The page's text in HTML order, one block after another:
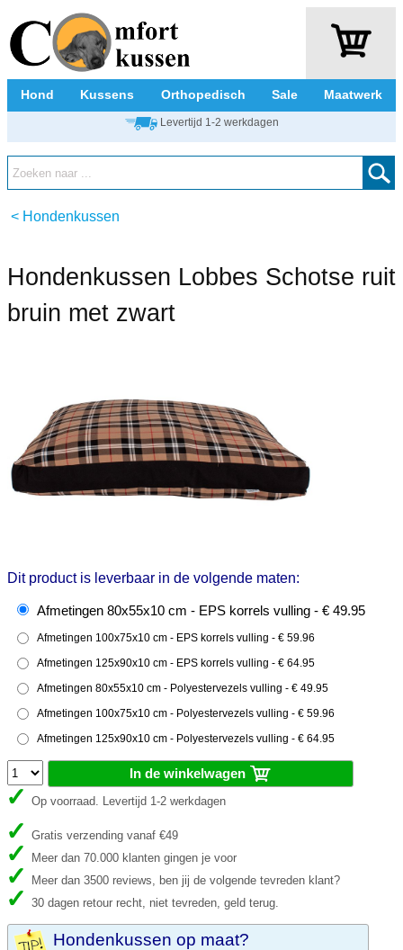
Hond Kussens Orthopedisch Sale Maatwerk
Levertijd 1-2 werkdagen
< Hondenkussen
Hondenkussen Lobbes Schotse ruit
bruin met zwart
Dit product is leverbaar in de volgende maten:
Afmetingen 80x55x10 cm - EPS korrels vulling - € 49.95
Afmetingen 100x75x10 cm - EPS korrels vulling - € 59.96
Afmetingen 125x90x10 cm - EPS korrels vulling - € 64.95
Afmetingen 80x55x10 cm - Polyestervezels vulling - € 49.95
Afmetingen 100x75x10 cm - Polyestervezels vulling - € 59.96
Afmetingen 125x90x10 cm - Polyestervezels vulling - € 64.95
In de winkelwagen
Op voorraad. Levertijd 1-2 werkdagen
Gratis verzending vanaf €49
Meer dan 70.000 klanten gingen je voor
Meer dan 3500 reviews, ben jij de volgende tevreden klant?
30 dagen retour recht, niet tevreden, geld terug.
Hondenkussen op maat?